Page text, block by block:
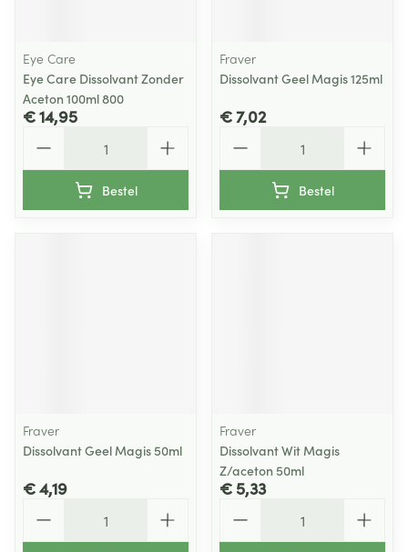
Eye Care
Eye Care Dissolvant Zonder
Aceton 100ml 800
€ 14,95
Bestel
Fraver
Dissolvant Geel Magis 125ml
€ 7,02
Bestel
Fraver
Dissolvant Geel Magis 50ml
€ 4,19
Fraver
Dissolvant Wit Magis
Z/aceton 50ml
€ 5,33